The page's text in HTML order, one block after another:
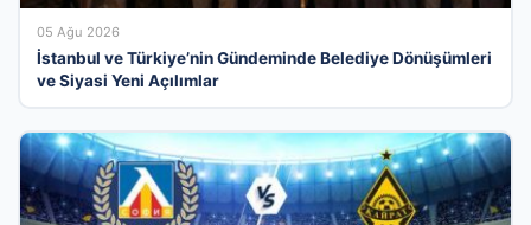
05 Ağu 2026
İstanbul ve Türkiye’nin Gündeminde Belediye Dönüşümleri
ve Siyasi Yeni Açılımlar